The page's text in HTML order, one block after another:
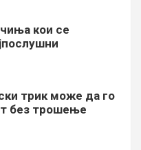
кои се
трик може да го
без трошење